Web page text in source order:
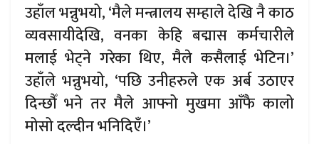
उहाँल भन्नुभयो, ‘मैले मन्त्रालय सम्हाले देखि नै काठ
व्यवसायीदेखि, वनका केहि बद्मास कर्मचारीले
मलाई भेट्ने गरेका थिए, मैले कसैलाई भेटिन।’
उहाँले भन्नुभयो, ‘पछि उनीहरुले एक अर्ब उठाएर
दिन्छौँ भने तर मैले आफ्नो मुखमा आँफै कालो
मोसो दल्दीन भनिदिएँ।’